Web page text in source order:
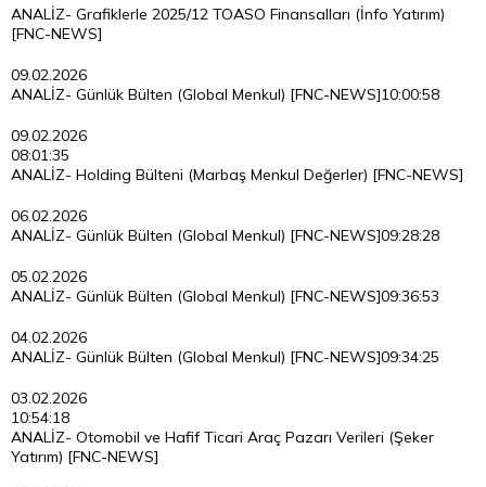
ANALİZ- Grafiklerle 2025/12 TOASO Finansalları (İnfo Yatırım)
[FNC-NEWS]
09.02.2026
10:00:58
ANALİZ- Günlük Bülten (Global Menkul) [FNC-NEWS]
09.02.2026
08:01:35
ANALİZ- Holding Bülteni (Marbaş Menkul Değerler) [FNC-NEWS]
06.02.2026
09:28:28
ANALİZ- Günlük Bülten (Global Menkul) [FNC-NEWS]
05.02.2026
09:36:53
ANALİZ- Günlük Bülten (Global Menkul) [FNC-NEWS]
04.02.2026
09:34:25
ANALİZ- Günlük Bülten (Global Menkul) [FNC-NEWS]
03.02.2026
10:54:18
ANALİZ- Otomobil ve Hafif Ticari Araç Pazarı Verileri (Şeker
Yatırım) [FNC-NEWS]